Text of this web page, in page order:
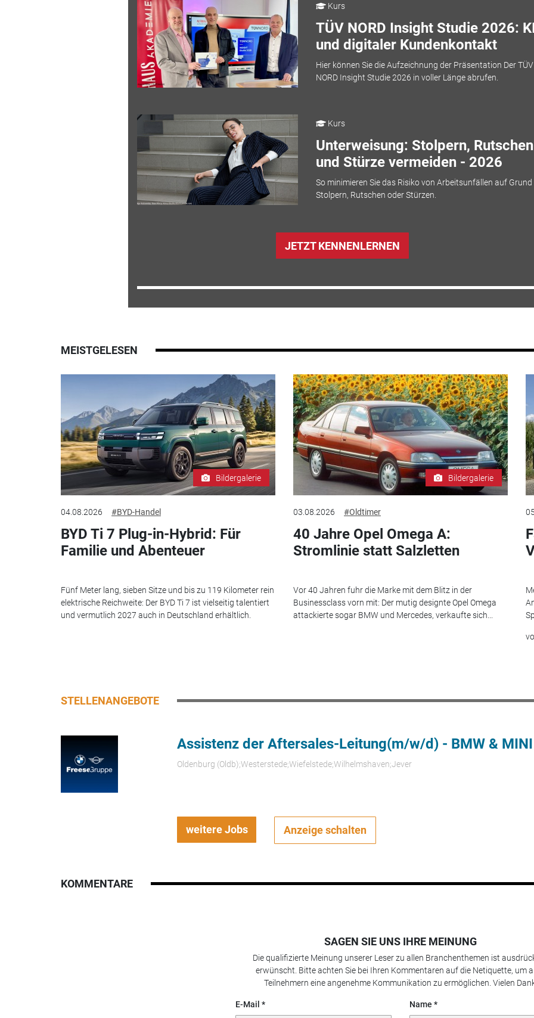
Kurs
TÜV NORD Insight Studie 2026:
und digitaler Kundenkontakt
Hier können Sie die Aufzeichnung der Präsentation Der TÜV
NORD Insight Studie 2026 in voller Länge abrufen.
Kurs
Unterweisung: Stolpern, Rutschen
und Stürze vermeiden - 2026
So minimieren Sie das Risiko von Arbeitsunfällen auf Grund
Stolpern, Rutschen oder Stürzen.
JETZT KENNENLERNEN
MEISTGELESEN
Bildergalerie
04.08.2026 #BYD-Handel
BYD Ti 7 Plug-in-Hybrid: Für
Familie und Abenteuer
Fünf Meter lang, sieben Sitze und bis zu 119 Kilometer rein
elektrische Reichweite: Der BYD Ti 7 ist vielseitig talentiert
und vermutlich 2027 auch in Deutschland erhältlich.
Bildergalerie
03.08.2026 #Oldtimer
40 Jahre Opel Omega A:
Stromlinie statt Salzletten
Vor 40 Jahren fuhr die Marke mit dem Blitz in der
Businessclass vorn mit: Der mutig designte Opel Omega
attackierte sogar BMW und Mercedes, verkaufte sich...
STELLENANGEBOTE
Assistenz der Aftersales-Leitung(m/w/d) - BMW & MINI
Oldenburg (Oldb);Westerstede;Wiefelstede;Wilhelmshaven;Jever
weitere Jobs Anzeige schalten
KOMMENTARE
SAGEN SIE UNS IHRE MEINUNG
Die qualifizierte Meinung unserer Leser zu allen Branchenthemen ist
erwünscht. Bitte achten Sie bei Ihren Kommentaren auf die Netiquette, um
Teilnehmern eine angenehme Kommunikation zu ermöglichen. Vielen
E-Mail Name